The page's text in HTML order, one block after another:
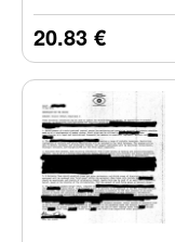
20.83 €